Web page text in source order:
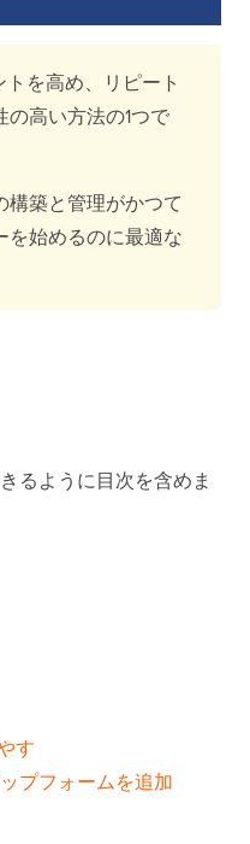
を高め、リピート
高い方法の1つで
築と管理がかつて
を始めるのに最適な
るように目次を含めま
す
プフォームを追加